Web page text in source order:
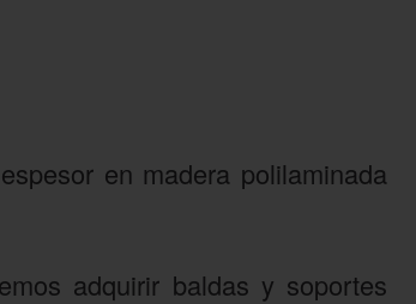
en madera polilaminada
adquirir baldas y soportes